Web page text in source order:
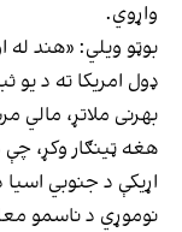
واړوي.
بوټو ویلي: «هند
ډول امریکا ته د یو
بهرنی ملاتړ، مالي
هغه ټینګار وکړ، چې
اړیکې د جنوبي اسیا
نوموړي د ناسمو